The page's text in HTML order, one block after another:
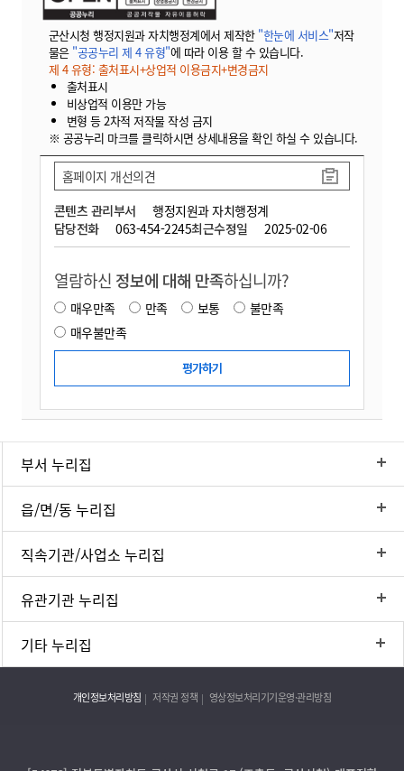
군산시청 행정지원과 자치행정계에서 제작한 "한눈에 서비스"저작
물은 "공공누리 제 4 유형"에 따라 이용 할 수 있습니다.
제 4 유형: 출처표시+상업적 이용금지+변경금지
출처표시
비상업적 이용만 가능
변형 등 2차적 저작물 작성 금지
※ 공공누리 마크를 클릭하시면 상세내용을 확인 하실 수 있습니다.
콘텐츠 관리부서
행정지원과 자치행정계
담당전화
063-454-2245최근수정일 2025-02-06
홈페이지 개선의견
열람하신 정보에 대해 만족하십니까?
매우만족 만족 보통
불만족
매우불만족
부서 누리집
읍/면/동 누리집
직속기관/사업소 누리집
유관기관 누리집
기타 누리집
개인정보처리방침 저작권 정책 영상정보처리기기운영·관리방침